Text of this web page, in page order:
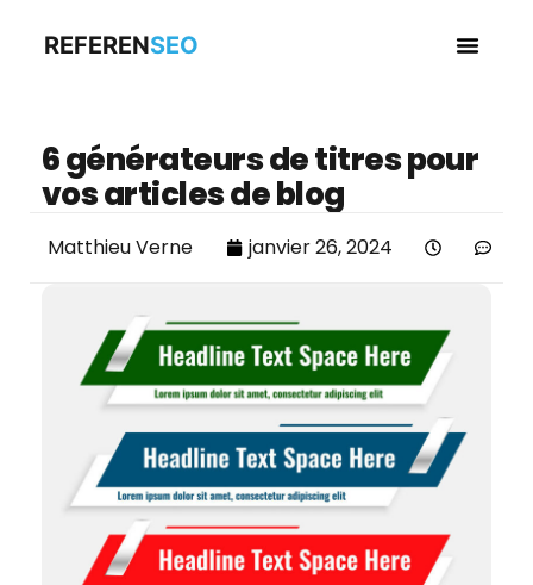
REFERENSEO
6 générateurs de titres pour
vos articles de blog
Matthieu Verne janvier 26, 2024